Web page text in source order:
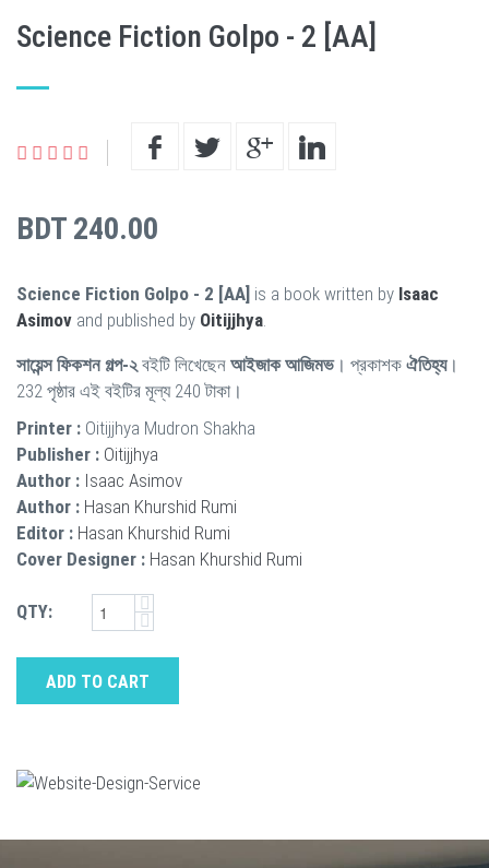
Science Fiction Golpo - 2 [AA]
BDT 240.00
Science Fiction Golpo - 2 [AA] is a book written by Isaac
Asimov and published by Oitijjhya
সায়েন্স ফিকশন গল্প-২ বইটি লিখেছেন আইজাক আজিমভ। প্রকাশক ঐতিহ্য।
232 পৃষ্ঠার এই বইটির মূল্য 240 টাকা।
Printer : Oitijjhya Mudron Shakha
Publisher : Oitijjhya
Author : Isaac Asimov
Author : Hasan Khurshid Rumi
Editor : Hasan Khurshid Rumi
Cover Designer : Hasan Khurshid Rumi
QTY:
ADD TO CART